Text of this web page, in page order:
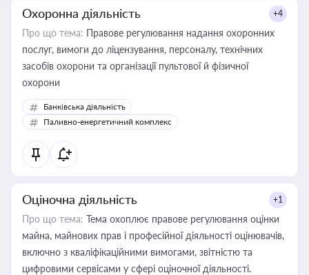
Охоронна діяльність +4
Про що тема: Правове регулювання надання охоронних
послуг, вимоги до ліцензування, персоналу, технічних
засобів охорони та організації пультової й фізичної
охорони
Банківська діяльність
Паливно-енергетичний комплекс
Оціночна діяльність +1
Про що тема: Тема охоплює правове регулювання оцінки
майна, майнових прав і професійної діяльності оцінювачів,
включно з кваліфікаційними вимогами, звітністю та
цифровими сервісами у сфері оціночної діяльності.